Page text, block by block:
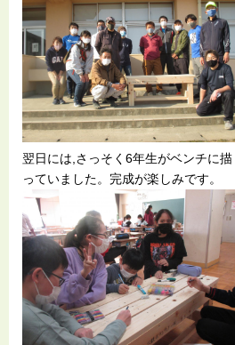
翌日には,さっそく6年生がベンチに
っていました。完成が楽しみです。